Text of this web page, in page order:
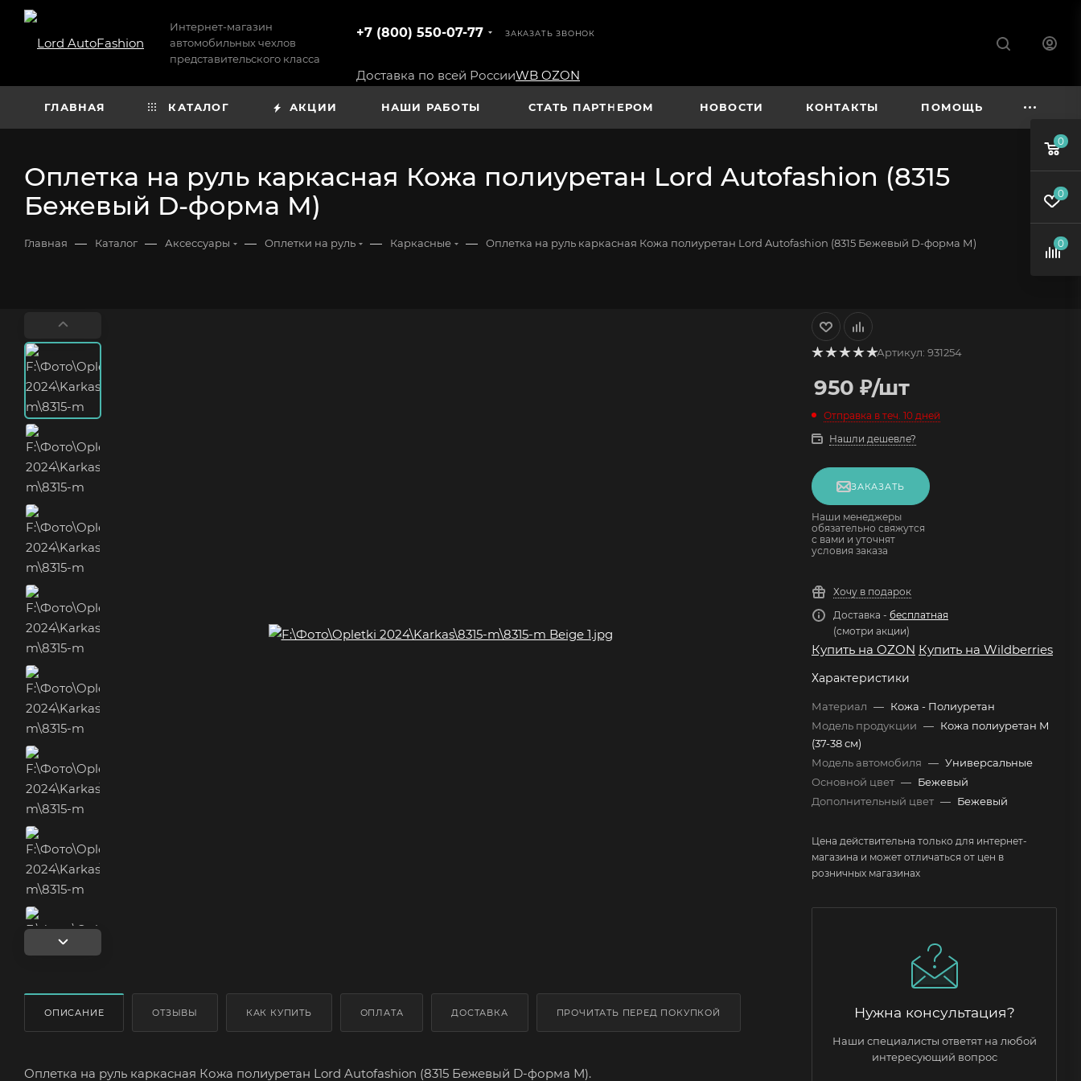
Интернет-магазин
автомобильных чехлов
представительского класса
+7 (800) 550-07-77 ЗАКАЗАТЬ ЗВОНОК
Доставка по всей РоссииWB OZON
ГЛАВНАЯ КАТАЛОГ АКЦИИ НАШИ РАБОТЫ СТАТЬ ПАРТНЕРОМ НОВОСТИ КОНТАКТЫ ПОМОЩЬ
Оплетка на руль каркасная Кожа полиуретан Lord Autofashion (8315
Бежевый D-форма М)
Главная — Каталог — Аксессуары — Оплетки на руль — Каркасные — Оплетка на руль каркасная Кожа полиуретан Lord Autofashion (8315 Бежевый D-форма М)
ОПИСАНИЕ ОТЗЫВЫ КАК КУПИТЬ ОПЛАТА ДОСТАВКА ПРОЧИТАТЬ ПЕРЕД ПОКУПКОЙ
Оплетка на руль каркасная Кожа полиуретан Lord Autofashion (8315 Бежевый D-форма М).
Артикул: 931254
950 ₽/шт
Отправка в теч. 10 дней
Нашли дешевле?
ЗАКАЗАТЬ
Наши менеджеры
обязательно свяжутся
с вами и уточнят
условия заказа
Хочу в подарок
Доставка - бесплатная
(смотри акции)
Купить на OZON Купить на Wildberries
Характеристики
Материал — Кожа - Полиуретан
Модель продукции — Кожа полиуретан М
(37-38 см)
Модель автомобиля — Универсальные
Основной цвет — Бежевый
Дополнительный цвет — Бежевый
Цена действительна только для интернет-
магазина и может отличаться от цен в
розничных магазинах
Нужна консультация?
Наши специалисты ответят на любой
интересующий вопрос
0
0
0